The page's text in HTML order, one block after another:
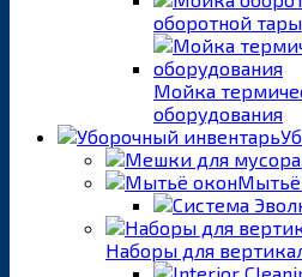
оборотной тары
Мойка
оборудования
Мытьё
Наборы для